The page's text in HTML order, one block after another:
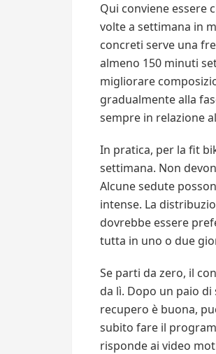
Qui conviene essere
volte a settimana in
concreti serve una
almeno 150 minuti
migliorare
gradualmente alla
sempre in relazione
In pratica, per la fit
settimana. Non
Alcune sedute
intense. La
dovrebbe essere
tutta in uno o due
Se parti da zero, il
da lì. Dopo un paio
recupero è buona,
subito fare il
risponde ai video